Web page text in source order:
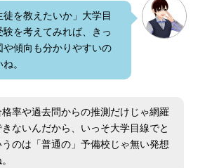
徒を教えたいか」大学目
験を考えてみれば、きっ
や傾向も分かりやすいの
。
格率や過去問からの推測だけじゃ網羅
きないんだから、いっそ大学目線でと
うのは「普通の」予備校じゃ無い発想